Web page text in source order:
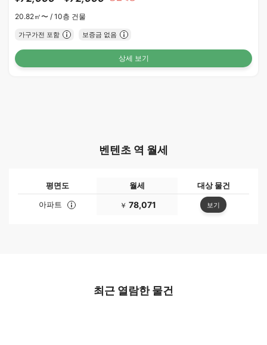
20.82㎡〜 / 10층 건물
가구가전 포함 보증금 없음
상세 보기
벤텐초 역 월세
평면도 월세
대상 물건
아파트
￥ 78,071 보기
최근 열람한 물건